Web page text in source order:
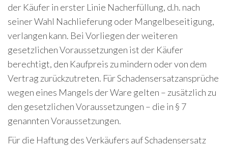
der Käufer in erster Linie Nacherfüllung, d.h. nach
seiner Wahl Nachlieferung oder Mangelbeseitigung,
verlangen kann. Bei Vorliegen der weiteren
gesetzlichen Voraussetzungen ist der Käufer
berechtigt, den Kaufpreis zu mindern oder von dem
Vertrag zurückzutreten. Für Schadensersatzansprüche
wegen eines Mangels der Ware gelten – zusätzlich zu
den gesetzlichen Voraussetzungen – die in § 7
genannten Voraussetzungen.
Für die Haftung des Verkäufers auf Schadensersatz